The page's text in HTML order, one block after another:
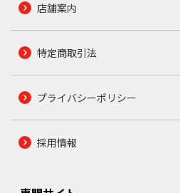
店舗案内
特定商取引法
プライバシーポリシー
採用情報